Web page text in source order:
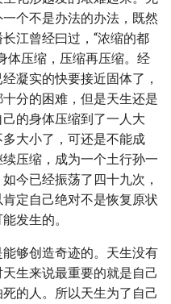
个不是办法的办法，既然
江曾经曰过，“浓缩的都
体压缩，压缩再压缩。经
凝实的快要接近固体了，
分的困难，但是天生还是
的身体压缩到了一人大
大小了，可还是不能成
压缩，成为一个土行孙一
今已经振荡了四十九次，
定自己绝对不是恢复原状
发生的。
够创造奇迹的。天生没有
生来说最重要的就是自己
的人。所以天生为了自己